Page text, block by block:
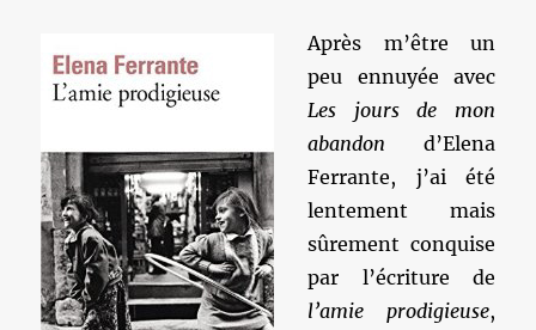
Après m’être un
peu ennuyée avec
Les jours de mon
abandon d’Elena
Ferrante, j’ai été
lentement mais
sûrement conquise
par l’écriture de
l’amie prodigieuse,